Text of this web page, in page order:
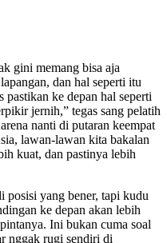
gini memang bisa aja
dan hal seperti itu
pastikan ke depan hal seperti
jernih,” tegas sang pelatih
nanti di putaran keempat
lawan-lawan kita bakalan
kuat, dan pastinya lebih
posisi yang bener, tapi kudu
ke depan akan lebih
Ini bukan cuma soal
nggak rugi sendiri di